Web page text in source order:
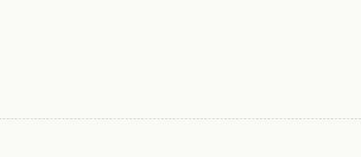
った．その本も本棚の中央に座ってい